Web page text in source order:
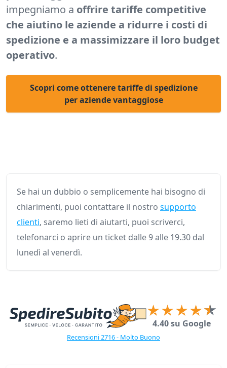
impegniamo a offrire tariffe competitive
che aiutino le aziende a ridurre i costi di
spedizione e a massimizzare il loro budget
operativo.
Scopri come ottenere tariffe di spedizione
per aziende vantaggiose
Se hai un dubbio o semplicemente hai bisogno di
chiarimenti, puoi contattare il nostro supporto
clienti, saremo lieti di aiutarti, puoi scriverci,
telefonarci o aprire un ticket dalle 9 alle 19.30 dal
lunedì al venerdì.
4.40 su Google
Recensioni 2716 - Molto Buono